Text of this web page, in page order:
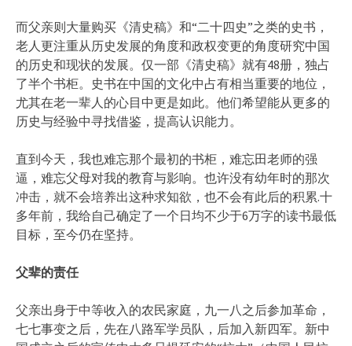
而父亲则大量购买《清史稿》和“二十四史”之类的史书，
老人更注重从历史发展的角度和政权变更的角度研究中国
的历史和现状的发展。仅一部《清史稿》就有48册，独占
了半个书柜。史书在中国的文化中占有相当重要的地位，
尤其在老一辈人的心目中更是如此。他们希望能从更多的
历史与经验中寻找借鉴，提高认识能力。
直到今天，我也难忘那个最初的书柜，难忘田老师的强
逼，难忘父母对我的教育与影响。也许没有幼年时的那次
冲击，就不会培养出这种求知欲，也不会有此后的积累.十
多年前，我给自己确定了一个日均不少于6万字的读书最低
目标，至今仍在坚持。
父辈的责任
父亲出身于中等收入的农民家庭，九一八之后参加革命，
七七事变之后，先在八路军学员队，后加入新四军。新中